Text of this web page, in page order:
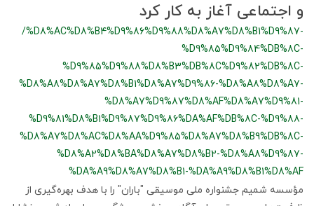
و اجتماعی آغاز به کار کرد
/%D8%AC%D8%B4%D9%86%D9%88%D8%A7%D8%B1%D9%87-
%D9%85%D9%84%DB%8C-
%D9%85%D9%88%D8%B3%DB%8C%D9%82%DB%8C-
%D8%A8%D8%A7%D8%B1%D8%A7%D9%86-%D8%A8%D8%A7-
%D8%A7%D9%87%D8%AF%D8%A7%D9%81-
%D9%81%D8%B1%D9%87%D9%86%DA%AF%DB%8C-%D9%88-
%D8%A7%D8%AC%D8%AA%D9%85%D8%A7%D8%B9%DB%8C-
%D8%A2%D8%BA%D8%A7%D8%B2-%D8%A8%D9%87-
%DA%A9%D8%A7%D8%B1-%DA%A9%D8%B1%D8%AF
مؤسسه شمیم جشنواره ملی موسیقی "باران" را با هدف بهره‌گیری از